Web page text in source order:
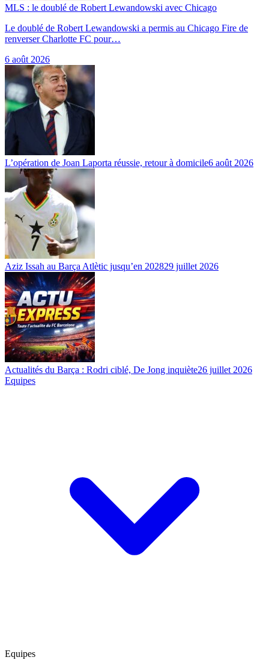
MLS : le doublé de Robert Lewandowski avec Chicago
Le doublé de Robert Lewandowski a permis au Chicago Fire de
renverser Charlotte FC pour…
6 août 2026
L’opération de Joan Laporta réussie, retour à domicile6 août 2026
Aziz Issah au Barça Atlètic jusqu’en 202829 juillet 2026
Actualités du Barça : Rodri ciblé, De Jong inquiète26 juillet 2026
Equipes
Equipes